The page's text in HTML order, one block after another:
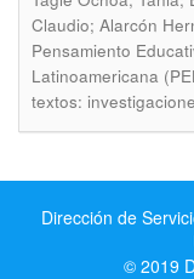
Claudio; Alarcón
Pensamiento
Latinoamericana
textos:
Dirección de
© 2019